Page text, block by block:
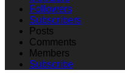
Followers
Subscribers
Posts
Comments
Members
Subscribe